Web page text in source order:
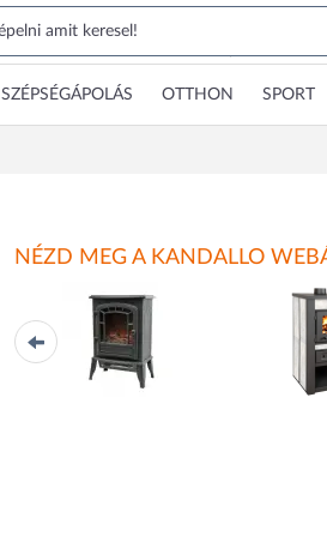
SZÉPSÉGÁPOLÁS OTTHON SPORT
NÉZD MEG A KANDALLO